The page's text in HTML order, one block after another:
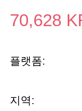
70,628
플랫폼:
지역: